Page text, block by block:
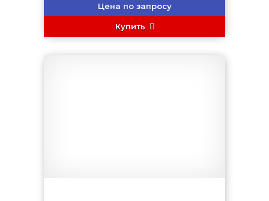
Цена по запросу
Купить